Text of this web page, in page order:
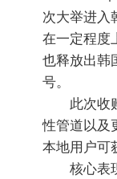
次大举进入
在一定程度
也释放出韩
号。
此次收
性管道以及
本地用户可
核心表